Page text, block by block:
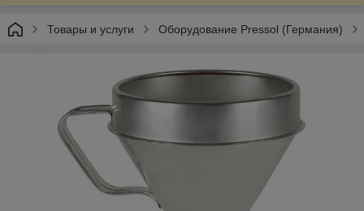
Товары и услуги Оборудование Pressol (Германия)